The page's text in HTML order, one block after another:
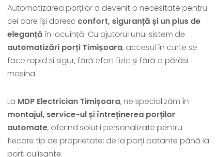
Automatizarea porților a devenit o necesitate pentru
cei care își doresc confort, siguranță și un plus de
eleganță în locuință. Cu ajutorul unui sistem de
automatizări porți Timișoara, accesul în curte se
face rapid și sigur, fără efort fizic și fără a părăsi
mașina.
La MDP Electrician Timișoara, ne specializăm în
montajul, service-ul și întreținerea porților
automate, oferind soluții personalizate pentru
fiecare tip de proprietate: de la porți batante până la
porți culisante.